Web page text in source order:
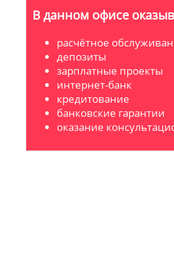
В данном офисе
расчётное
депозиты
зарплатные проекты
интернет-банк
кредитование
банковские гарантии
оказание